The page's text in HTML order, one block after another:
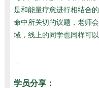
是和能量疗愈进行相结合
命中所关切的议题，老师
域，线上的同学也同样可
学员分享：